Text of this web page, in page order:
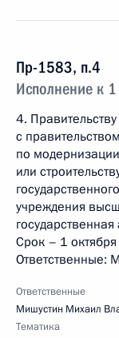
Пр-1583, п.4
Исполнение к
4.
с
по
или
учреждения
Срок – 1
Ответственные:
Ответственные
Мишустин Михаил
Тематика